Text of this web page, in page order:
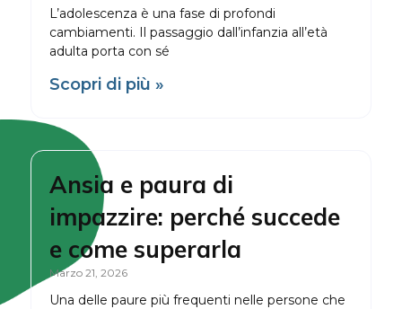
L’adolescenza è una fase di profondi
cambiamenti. Il passaggio dall’infanzia all’età
adulta porta con sé
Scopri di più »
Ansia e paura di
impazzire: perché succede
e come superarla
Marzo 21, 2026
Una delle paure più frequenti nelle persone che